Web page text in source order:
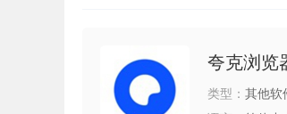
夸克浏览
类型： 其他软